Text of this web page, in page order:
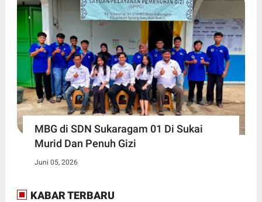
MBG di SDN Sukaragam 01 Di Sukai
Murid Dan Penuh Gizi
Juni 05, 2026
KABAR TERBARU